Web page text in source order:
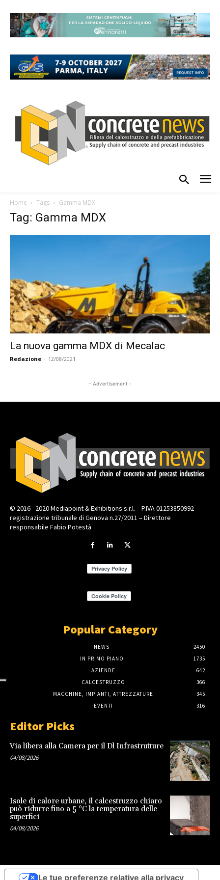
Home Tags Gamma MDX
Tag: Gamma MDX
La nuova gamma MDX di Mecalac
Redazione - 12/08/2021
- Advertisement -
© 2016 - 2020 Mediapoint & Exhibitions s.r.l. – P.IVA 01253850992 –
registrazione tribunale di Genova n.27/2011 – Direttore
responsabile Fabio Potestà
Popular Category
NEWS
2450
IN PRIMO PIANO
1735
AZIENDE
642
CALCESTRUZZO
366
MACCHINE, IMPIANTI, ATTREZZATURE
345
EVENTI
316
Editor Picks
Via libera alla Camera per il Dl Infrastrutture
04/08/2026
Isole di calore urbane, il calcestruzzo chiaro
può ridurre fino a 5 °C la temperatura delle
superfici
04/08/2026
Le tue preferenze relative alla privacy